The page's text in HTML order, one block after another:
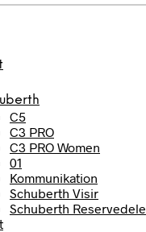
C5
C3 PRO
C3 PRO Women
01
Kommunikation
Schuberth Visir
Schuberth Reservedele